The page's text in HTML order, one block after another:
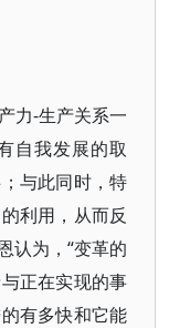
力-生产关系一
自我发展的取
与此同时，特
利用，从而反
认为，“变革的
正在实现的事
有多快和它能